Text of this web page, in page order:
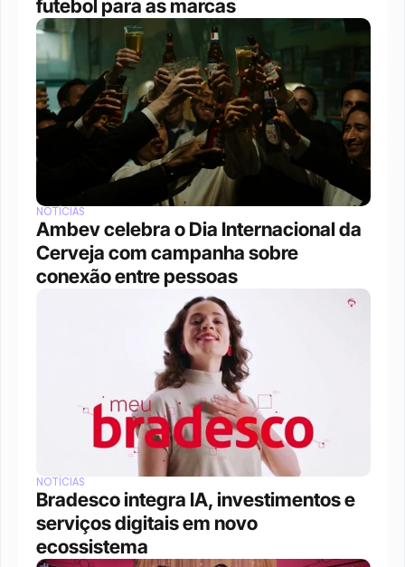
futebol para as marcas
NOTÍCIAS
Ambev celebra o Dia Internacional da
Cerveja com campanha sobre
conexão entre pessoas
NOTÍCIAS
Bradesco integra IA, investimentos e
serviços digitais em novo
ecossistema